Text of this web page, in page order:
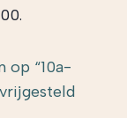
op “10a-